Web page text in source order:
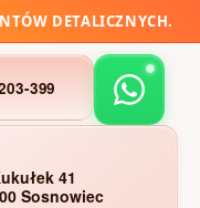
DETALICZNYCH.
399
41
Sosnowiec